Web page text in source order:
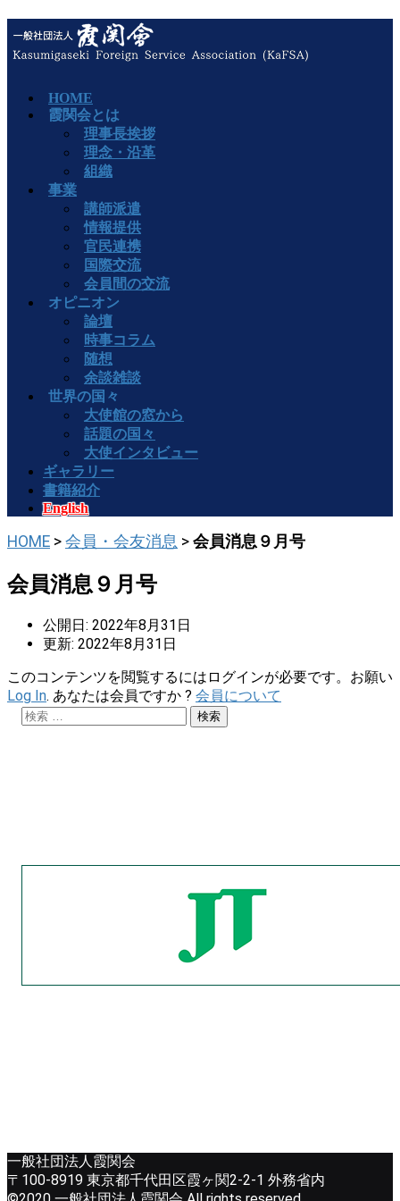
HOME
霞関会とは
理事長挨拶
理念・沿革
組織
事業
講師派遣
情報提供
官民連携
国際交流
会員間の交流
オピニオン
論壇
時事コラム
随想
余談雑談
世界の国々
大使館の窓から
話題の国々
大使インタビュー
ギャラリー
書籍紹介
English
HOME > 会員・会友消息 > 会員消息９月号
会員消息９月号
公開日: 2022年8月31日
更新: 2022年8月31日
このコンテンツを閲覧するにはログインが必要です。お願い
Log In. あなたは会員ですか ? 会員について
検
一般社団法人霞関会
〒100-8919 東京都千代田区霞ヶ関2-2-1 外務省内